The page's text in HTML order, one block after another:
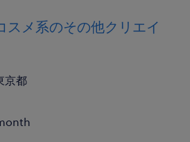
スメ系のその他クリエイ
京都